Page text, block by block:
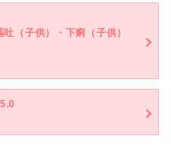
（子供）・下痢（子供）
5.0